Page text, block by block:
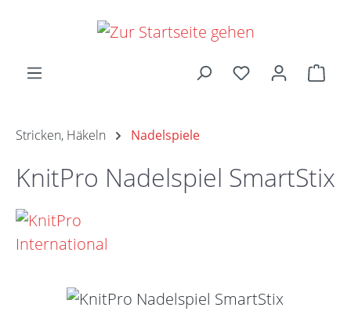
Zum Hauptinhalt springen
Stricken, Häkeln Nadelspiele
KnitPro Nadelspiel SmartStix
Bildergalerie überspringen